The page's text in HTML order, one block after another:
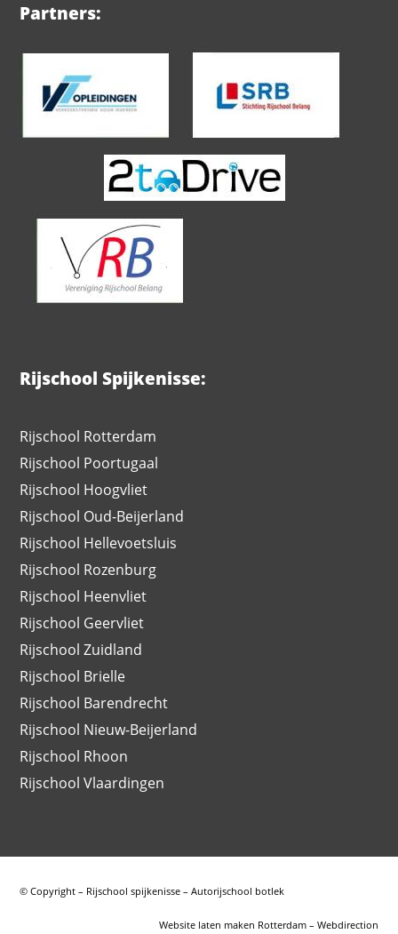
Partners:
Rijschool Spijkenisse:
Rijschool Rotterdam
Rijschool Poortugaal
Rijschool Hoogvliet
Rijschool Oud-Beijerland
Rijschool Hellevoetsluis
Rijschool Rozenburg
Rijschool Heenvliet
Rijschool Geervliet
Rijschool Zuidland
Rijschool Brielle
Rijschool Barendrecht
Rijschool Nieuw-Beijerland
Rijschool Rhoon
Rijschool Vlaardingen
© Copyright – Rijschool spijkenisse – Autorijschool botlek
Website laten maken Rotterdam – Webdirection